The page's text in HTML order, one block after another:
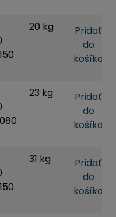
20 kg
Pridať
do
košíka
23 kg
Pridať
do
košíka
31 kg
Pridať
do
košíka